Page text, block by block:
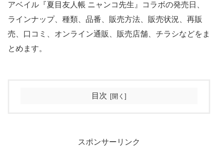
アベイル『夏目友人帳 ニャンコ先生』コラボの発売日、
ラインナップ、種類、品番、販売方法、販売状況、再販
売、口コミ、オンライン通販、販売店舗、チラシなどをま
とめます。
目次
スポンサーリンク